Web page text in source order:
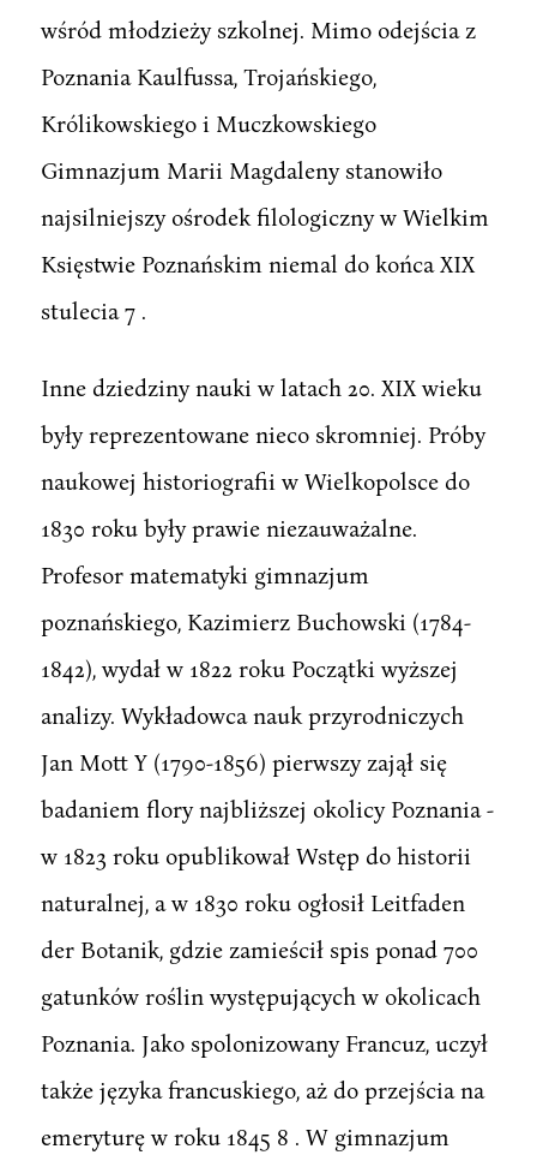
wśród młodzieży szkolnej. Mimo odejścia z
Poznania Kaulfussa, Trojańskiego,
Królikowskiego i Muczkowskiego
Gimnazjum Marii Magdaleny stanowiło
najsilniejszy ośrodek filologiczny w Wielkim
Księstwie Poznańskim niemal do końca XIX
stulecia 7 .
Inne dziedziny nauki w latach 20. XIX wieku
były reprezentowane nieco skromniej. Próby
naukowej historiografii w Wielkopolsce do
1830 roku były prawie niezauważalne.
Profesor matematyki gimnazjum
poznańskiego, Kazimierz Buchowski (1784-
1842), wydał w 1822 roku Początki wyższej
analizy. Wykładowca nauk przyrodniczych
Jan Mott Y (1790-1856) pierwszy zajął się
badaniem flory najbliższej okolicy Poznania -
w 1823 roku opublikował Wstęp do historii
naturalnej, a w 1830 roku ogłosił Leitfaden
der Botanik, gdzie zamieścił spis ponad 700
gatunków roślin występujących w okolicach
Poznania. Jako spolonizowany Francuz, uczył
także języka francuskiego, aż do przejścia na
emeryturę w roku 1845 8 . W gimnazjum